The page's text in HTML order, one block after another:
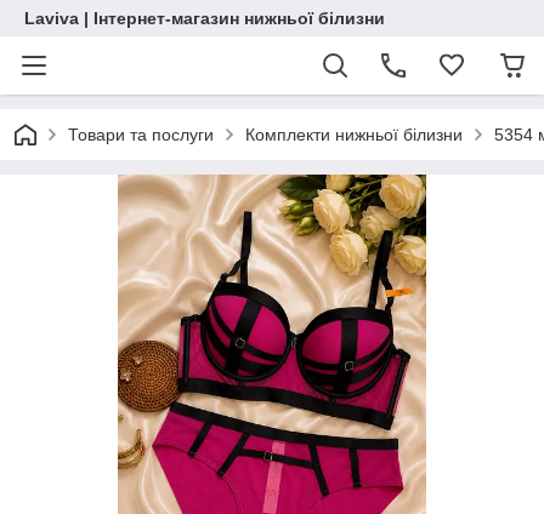
Laviva | Інтернет-магазин нижньої білизни
Товари та послуги Комплекти нижньої білизни 5354